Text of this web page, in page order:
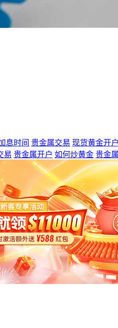
息时间 贵金属交易 现货黄金开户
易 贵金属开户 如何炒黄金 贵金